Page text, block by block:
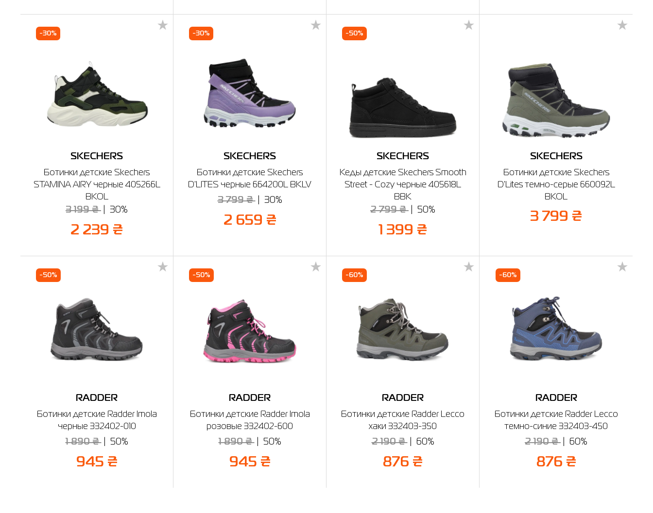
-30%
SKECHERS
Ботинки детские Skechers
STAMINA AIRY черные 405266L
BKOL
3 199 ₴ 30%
2 239 ₴
-30%
SKECHERS
Ботинки детские Skechers
D'LITES черные 664200L BKLV
3 799 ₴ 30%
2 659 ₴
-50%
SKECHERS
Кеды детские Skechers Smooth
Street - Cozy черные 405618L
BBK
2 799 ₴ 50%
1 399 ₴
SKECHERS
Ботинки детские Skechers
D'Lites темно-серые 660092L
BKOL
3 799 ₴
-50%
RADDER
Ботинки детские Radder Imola
черные 332402-010
1 890 ₴ 50%
945 ₴
-50%
RADDER
Ботинки детские Radder Imola
розовые 332402-600
1 890 ₴ 50%
945 ₴
-60%
RADDER
Ботинки детские Radder Lecco
хаки 332403-350
2 190 ₴ 60%
876 ₴
-60%
RADDER
Ботинки детские Radder Lecco
темно-синие 332403-450
2 190 ₴ 60%
876 ₴